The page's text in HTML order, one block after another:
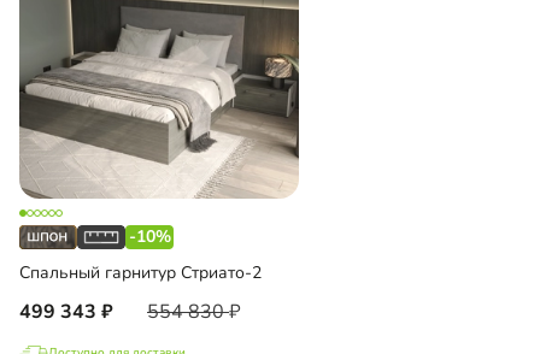
-10%
Спальный гарнитур Стриато-2
499 343 554 830